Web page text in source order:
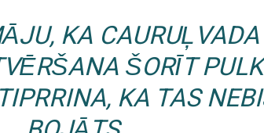
KA CAURUĻVADA
ŠORĪT
KA TAS